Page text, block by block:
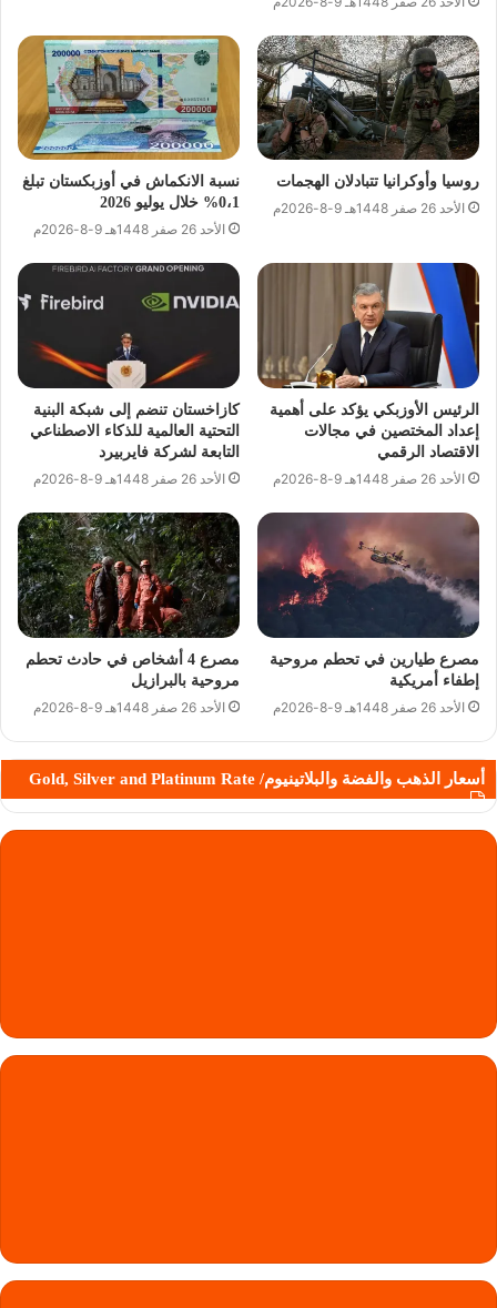
روسيا وأوكرانيا تتبادلان الهجمات
الأحد 26 صفر 1448هـ 9-8-2026م
نسبة الانكماش في أوزبكستان تبلغ
0،1% خلال يوليو 2026
الأحد 26 صفر 1448هـ 9-8-2026م
الرئيس الأوزبكي يؤكد على أهمية
إعداد المختصين في مجالات
الاقتصاد الرقمي
الأحد 26 صفر 1448هـ 9-8-2026م
كازاخستان تنضم إلى شبكة البنية
التحتية العالمية للذكاء الاصطناعي
التابعة لشركة فايربيرد
الأحد 26 صفر 1448هـ 9-8-2026م
مصرع طيارين في تحطم مروحية
إطفاء أمريكية
الأحد 26 صفر 1448هـ 9-8-2026م
مصرع 4 أشخاص في حادث تحطم
مروحية بالبرازيل
الأحد 26 صفر 1448هـ 9-8-2026م
أسعار الذهب والفضة والبلاتينيوم/ Gold, Silver and Platinum Rate